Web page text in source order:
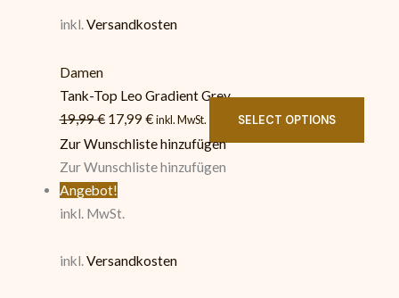
inkl.Versandkosten
Damen
Tank-Top Leo Gradient Grey
19,99€ 17,99 € inkl. MwSt. SELECT OPTIONS
Zur Wunschliste hinzufügen
Zur Wunschliste hinzufügen
Angebot!
inkl. MwSt.
inkl.Versandkosten